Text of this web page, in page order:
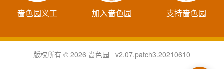
啬色园义工 加入啬色园 支持啬色园
版权所有 © 2026 啬色园 v2.07.patch3.20210610